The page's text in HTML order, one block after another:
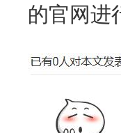
的官网进